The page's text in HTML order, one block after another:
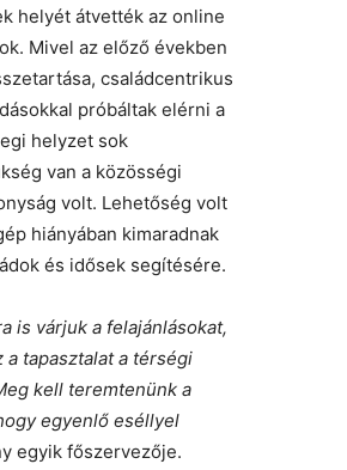
helyét átvették az online
Mivel az előző években
családcentrikus
próbáltak elérni a
helyzet sok
van a közösségi
volt. Lehetőség volt
hiányában kimaradnak
és idősek segítésére.
is várjuk a felajánlásokat,
tapasztalat a térségi
kell teremtenünk a
egyenlő eséllyel
egyik főszervezője.